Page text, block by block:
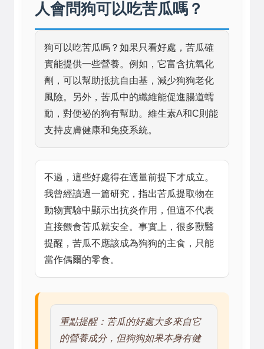
人會問狗可以吃苦瓜嗎？
狗可以吃苦瓜嗎？如果只看好處，苦瓜確
實能提供一些營養。例如，它富含抗氧化
劑，可以幫助抵抗自由基，減少狗狗老化
風險。另外，苦瓜中的纖維能促進腸道蠕
動，對便祕的狗有幫助。維生素A和C則能
支持皮膚健康和免疫系統。
不過，這些好處得在適量前提下才成立。
我曾經讀過一篇研究，指出苦瓜提取物在
動物實驗中顯示出抗炎作用，但這不代表
直接餵食苦瓜就安全。事實上，很多獸醫
提醒，苦瓜不應該成為狗狗的主食，只能
當作偶爾的零食。
重點提醒：苦瓜的好處大多來自它
的營養成分，但狗狗如果本身有健